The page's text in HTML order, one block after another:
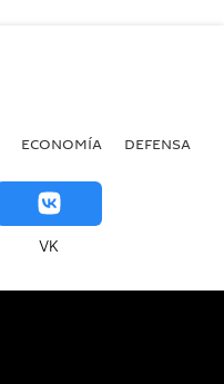
ECONOMÍA DEFENSA
VK